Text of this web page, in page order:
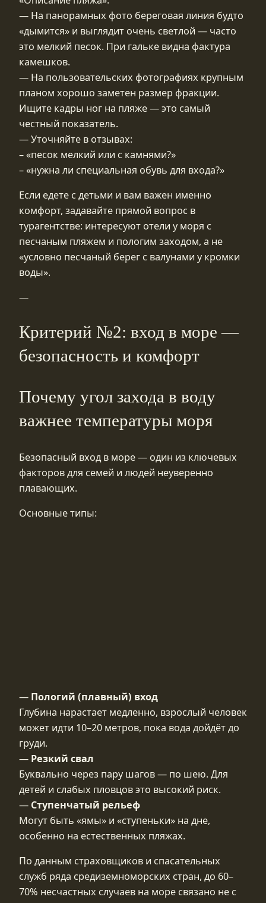
— На панорамных фото береговая линия будто
«дымится» и выглядит очень светлой — часто
это мелкий песок. При гальке видна фактура
камешков.
— На пользовательских фотографиях крупным
планом хорошо заметен размер фракции.
Ищите кадры ног на пляже — это самый
честный показатель.
— Уточняйте в отзывах:
– «песок мелкий или с камнями?»
– «нужна ли специальная обувь для входа?»
Если едете с детьми и вам важен именно
комфорт, задавайте прямой вопрос в
турагентстве: интересуют отели у моря с
песчаным пляжем и пологим заходом, а не
«условно песчаный берег с валунами у кромки
воды».
—
Критерий №2: вход в море —
безопасность и комфорт
Почему угол захода в воду
важнее температуры моря
Безопасный вход в море — один из ключевых
факторов для семей и людей неуверенно
плавающих.
Основные типы:
— Пологий (плавный) вход
Глубина нарастает медленно, взрослый человек
может идти 10–20 метров, пока вода дойдёт до
груди.
— Резкий свал
Буквально через пару шагов — по шею. Для
детей и слабых пловцов это высокий риск.
— Ступенчатый рельеф
Могут быть «ямы» и «ступеньки» на дне,
особенно на естественных пляжах.
По данным страховщиков и спасательных
служб ряда средиземноморских стран, до 60–
70% несчастных случаев на море связано не с